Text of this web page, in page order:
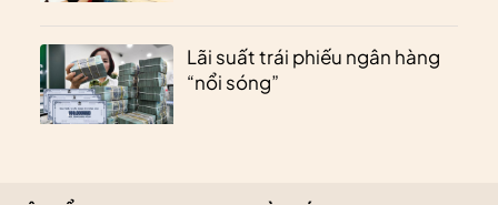
Lãi suất trái phiếu ngân hàng
“nổi sóng”